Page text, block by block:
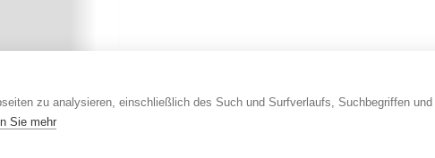
zu analysieren, einschließlich des Such und Surfverlaufs, Suchbegriffen
Sie mehr